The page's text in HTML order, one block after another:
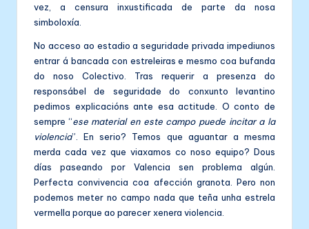
vez, a censura inxustificada de parte da nosa
simboloxía.
No acceso ao estadio a seguridade privada impediunos
entrar á bancada con estreleiras e mesmo coa bufanda
do noso Colectivo. Tras requerir a presenza do
responsábel de seguridade do conxunto levantino
pedimos explicacións ante esa actitude. O conto de
sempre “ese material en este campo puede incitar a la
violencia”. En serio? Temos que aguantar a mesma
merda cada vez que viaxamos co noso equipo? Dous
días paseando por Valencia sen problema algún.
Perfecta convivencia coa afección granota. Pero non
podemos meter no campo nada que teña unha estrela
vermella porque ao parecer xenera violencia.